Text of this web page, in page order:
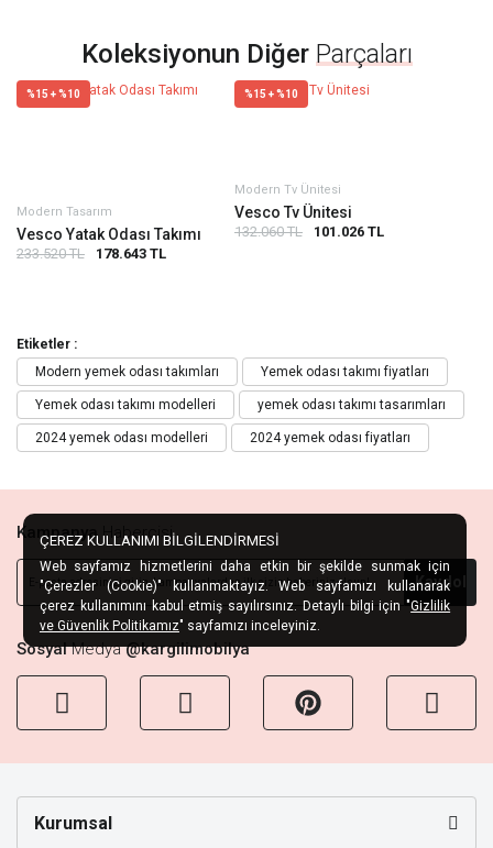
Koleksiyonun Diğer Parçaları
%15 + %10
Modern Tasarım
Vesco Yatak Odası Takımı
233.520 TL 178.643 TL
%15 + %10
Modern Tv Ünitesi
Vesco Tv Ünitesi
132.060 TL 101.026 TL
Etiketler :
Modern yemek odası takımları
Yemek odası takımı fiyatları
Yemek odası takımı modelleri yemek odası takımı tasarımları
2024 yemek odası modelleri 2024 yemek odası fiyatları
Kampanya Habercisi
Kaydol
SosyalMedya@kargilimobilya
Kurumsal
ÇEREZ KULLANIMI BİLGİLENDİRMESİ
Web sayfamız hizmetlerini daha etkin bir şekilde sunmak için
"Çerezler (Cookie)" kullanmaktayız. Web sayfamızı kullanarak
çerez kullanımını kabul etmiş sayılırsınız. Detaylı bilgi için "Gizlilik
ve Güvenlik Politikamız" sayfamızı inceleyiniz.